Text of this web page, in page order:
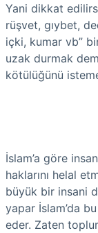
Yani dikkat
rüşvet, gıybet,
içki, kumar vb”
uzak durmak
kötülüğünü
İslam’a göre
haklarını helal
büyük bir insani
yapar İslam’da
eder. Zaten